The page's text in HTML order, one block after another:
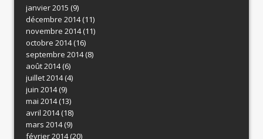
janvier 2015 (9)
décembre 2014(11)
novembre 2014(11)
octobre 2014(16)
septembre 2014(8)
août 2014(6)
juillet 2014(4)
juin 2014(9)
mai 2014(13)
avril 2014(18)
mars 2014(9)
février 2014(20)